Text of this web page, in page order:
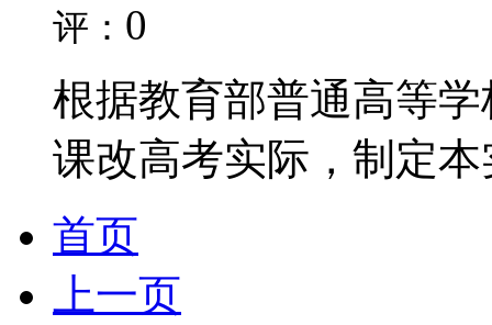
评： 0
根据教育部普通高等
课改高考实际，制定
首页
上一页